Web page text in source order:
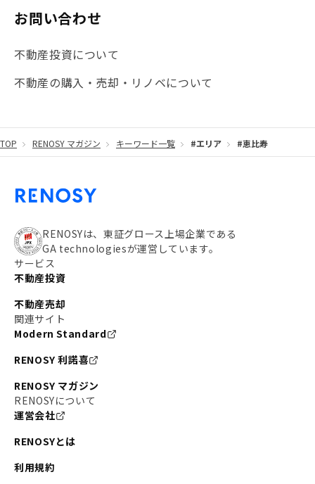
お問い合わせ
不動産投資について
不動産の購入・売却・リノベについて
TOP RENOSY マガジン キーワード一覧 #エリア #恵比寿
RENOSYは、東証グロース上場企業である
GA technologiesが運営しています。
サービス
不動産投資
不動産売却
関連サイト
Modern Standard
RENOSY 利諾喜
RENOSY マガジン
RENOSYについて
運営会社
RENOSYとは
利用規約